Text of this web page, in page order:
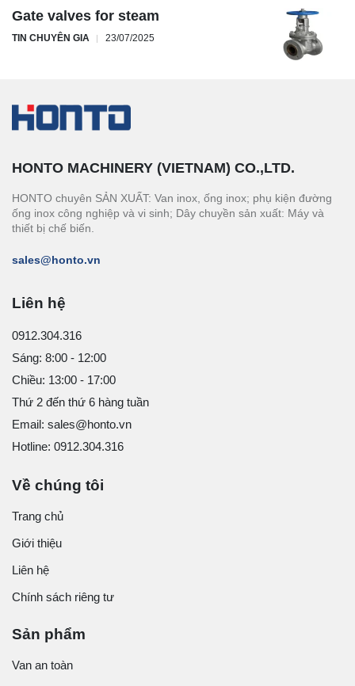
Gate valves for steam
TIN CHUYÊN GIA 23/07/2025
HONTO MACHINERY (VIETNAM) CO.,LTD.
HONTO chuyên SẢN XUẤT: Van inox, ống inox; phụ kiện đường
ống inox công nghiệp và vi sinh; Dây chuyền sản xuất: Máy và
thiết bị chế biến.
sales@honto.vn
Liên hệ
0912.304.316
Sáng: 8:00 - 12:00
Chiều: 13:00 - 17:00
Thứ 2 đến thứ 6 hàng tuần
Email: sales@honto.vn
Hotline: 0912.304.316
Về chúng tôi
Trang chủ
Giới thiệu
Liên hệ
Chính sách riêng tư
Sản phẩm
Van an toàn